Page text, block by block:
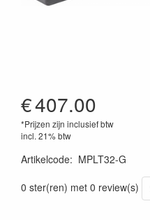
€407.00
*Prijzen zijn inclusief btw
incl. 21% btw
Artikelcode: MPLT32-G
0 ster(ren) met 0 review(s)